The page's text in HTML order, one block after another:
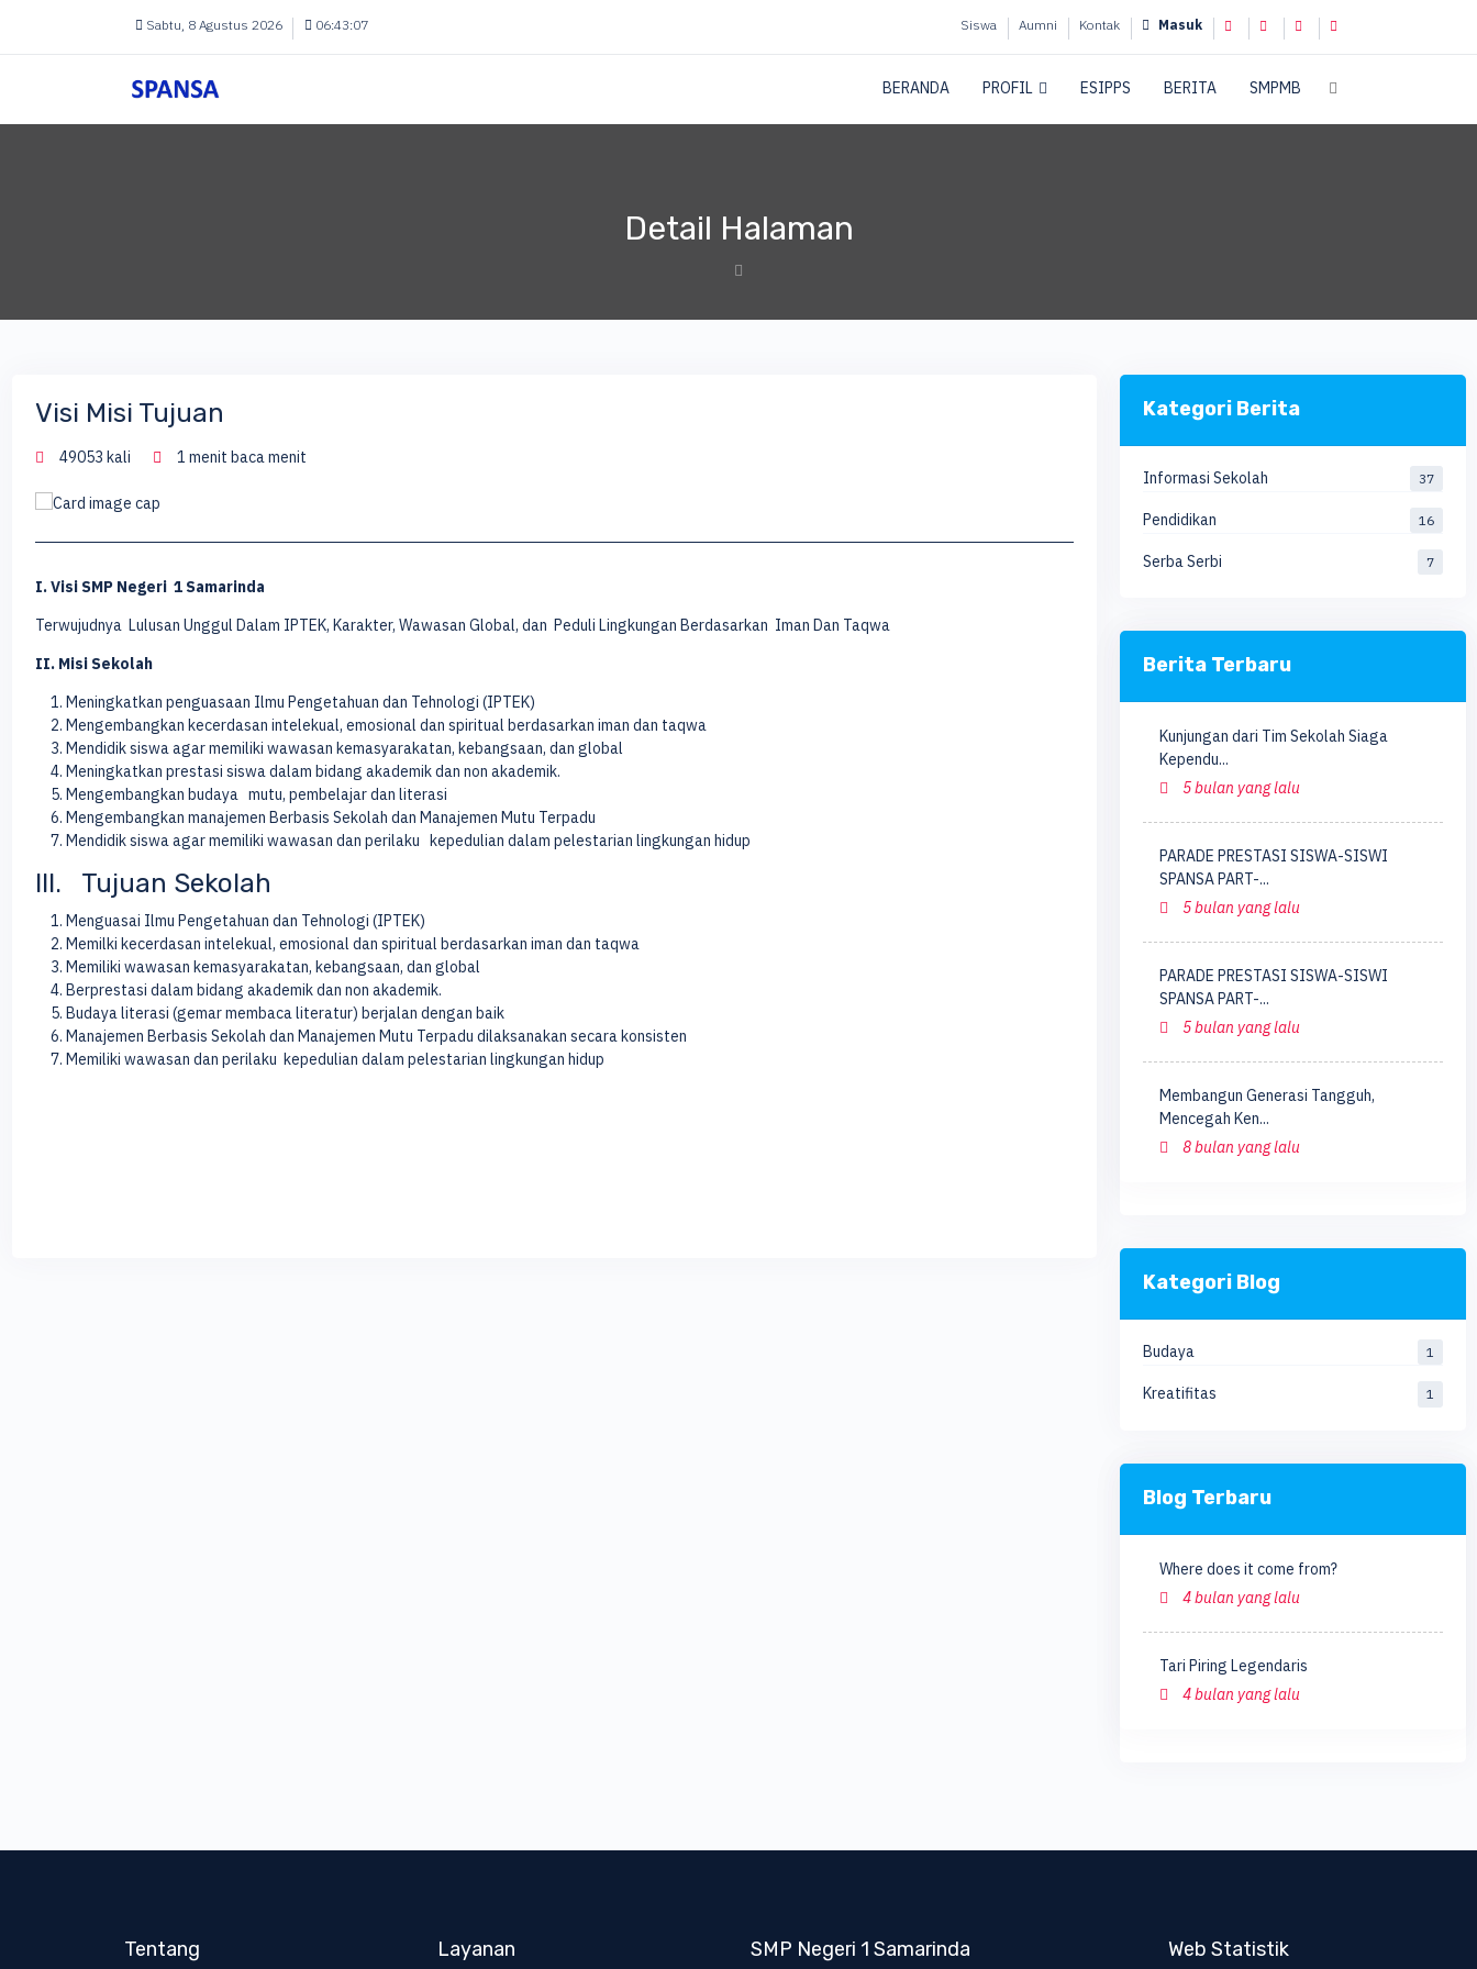
Sabtu, 8 Agustus 2026 06:43:07 Siswa Aumni Kontak Masuk
BERANDA PROFIL ESIPPS BERITA SMPMB
Detail Halaman
Visi Misi Tujuan
49053 kali 1 menit baca menit
I. Visi SMP Negeri 1 Samarinda
Terwujudnya Lulusan Unggul Dalam IPTEK, Karakter, Wawasan Global, dan Peduli Lingkungan Berdasarkan Iman Dan Taqwa
II. Misi Sekolah
Meningkatkan penguasaan Ilmu Pengetahuan dan Tehnologi (IPTEK)
Mengembangkan kecerdasan intelekual, emosional dan spiritual berdasarkan iman dan taqwa
Mendidik siswa agar memiliki wawasan kemasyarakatan, kebangsaan, dan global
Meningkatkan prestasi siswa dalam bidang akademik dan non akademik.
Mengembangkan budaya mutu, pembelajar dan literasi
Mengembangkan manajemen Berbasis Sekolah dan Manajemen Mutu Terpadu
Mendidik siswa agar memiliki wawasan dan perilaku kepedulian dalam pelestarian lingkungan hidup
III. Tujuan Sekolah
Menguasai Ilmu Pengetahuan dan Tehnologi (IPTEK)
Memilki kecerdasan intelekual, emosional dan spiritual berdasarkan iman dan taqwa
Memiliki wawasan kemasyarakatan, kebangsaan, dan global
Berprestasi dalam bidang akademik dan non akademik.
Budaya literasi (gemar membaca literatur) berjalan dengan baik
Manajemen Berbasis Sekolah dan Manajemen Mutu Terpadu dilaksanakan secara konsisten
Memiliki wawasan dan perilaku kepedulian dalam pelestarian lingkungan hidup
Kategori Berita
Informasi Sekolah 37
Pendidikan 16
Serba Serbi 7
Berita Terbaru
Kunjungan dari Tim Sekolah Siaga
Kependu...
5 bulan yang lalu
PARADE PRESTASI SISWA-SISWI
SPANSA PART-...
5 bulan yang lalu
PARADE PRESTASI SISWA-SISWI
SPANSA PART-...
5 bulan yang lalu
Membangun Generasi Tangguh,
Mencegah Ken...
8 bulan yang lalu
Kategori Blog
Budaya 1
Kreatifitas 1
Blog Terbaru
Where does it come from?
4 bulan yang lalu
Tari Piring Legendaris
4 bulan yang lalu
Tentang Layanan SMP Negeri 1 Samarinda Web Statistik